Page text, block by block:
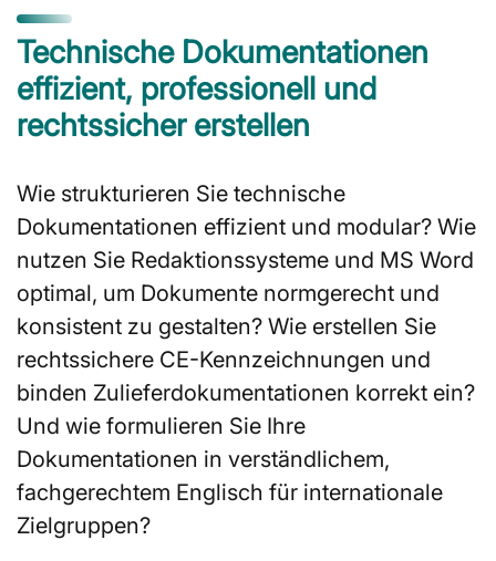
Technische Dokumentationen
effizient, professionell und
rechtssicher erstellen
Wie strukturieren Sie technische
Dokumentationen effizient und modular? Wie
nutzen Sie Redaktionssysteme und MS Word
optimal, um Dokumente normgerecht und
konsistent zu gestalten? Wie erstellen Sie
rechtssichere CE-Kennzeichnungen und
binden Zulieferdokumentationen korrekt ein?
Und wie formulieren Sie Ihre
Dokumentationen in verständlichem,
fachgerechtem Englisch für internationale
Zielgruppen?